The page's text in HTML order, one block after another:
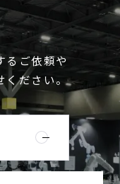
るご依頼や
ください。